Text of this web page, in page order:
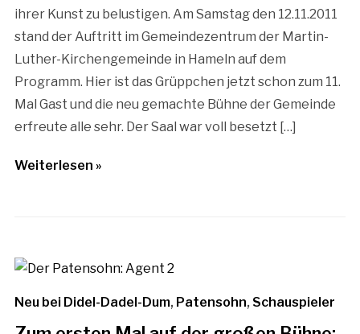
ihrer Kunst zu belustigen. Am Samstag den 12.11.2011
stand der Auftritt im Gemeindezentrum der Martin-
Luther-Kirchengemeinde in Hameln auf dem
Programm. Hier ist das Grüppchen jetzt schon zum 11.
Mal Gast und die neu gemachte Bühne der Gemeinde
erfreute alle sehr. Der Saal war voll besetzt […]
Weiterlesen »
Neu bei Didel-Dadel-Dum, Patensohn, Schauspieler